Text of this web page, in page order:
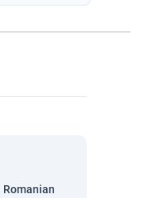
Romanian